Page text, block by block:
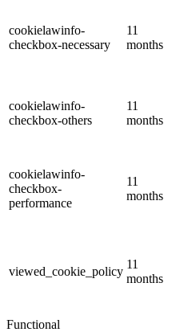
cookielawinfo-
checkbox-necessary
11
months
cookielawinfo-
checkbox-others
11
months
cookielawinfo-
checkbox-
performance
11
months
viewed_cookie_policy
11
months
Functional